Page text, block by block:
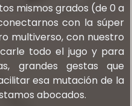
mismos grados (de 0 a
con la súper
multiverso, con nuestro
todo el jugo y para
grandes gestas que
esa mutación de la
abocados.